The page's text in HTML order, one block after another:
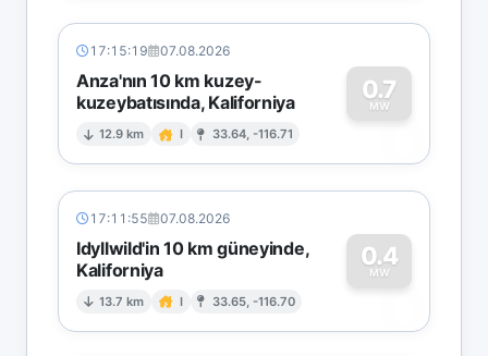
17:15:19 07.08.2026
Anza'nın 10 km kuzey-
kuzeybatısında, Kaliforniya
12.9 km I 33.64, -116.71
0.7
MW
0
17:11:55 07.08.2026
Idyllwild'in 10 km güneyinde,
Kaliforniya
13.7 km I 33.65, -116.70
0.4
MW
0